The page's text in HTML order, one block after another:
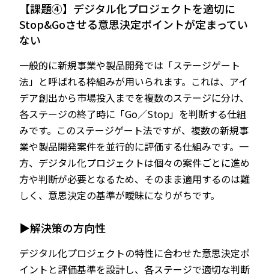
【課題④】デジタル化プロジェクトを適切に
Stop&Goさせる意思決定ポイントが定まってい
ない
一般的に新規事業や製品開発では「ステージゲート
法」と呼ばれる枠組みが用いられます。これは、アイ
デア創出から市場投入までを複数のステージに分け、
各ステージの終了時に「Go／Stop」を判断する仕組
みです。このステージゲート法ですが、複数の新規事
業や製品開発案件を並行的に評価する仕組みです。一
方、デジタル化プロジェクトは個々の案件ごとに進め
方や判断が必要となるため、そのまま適用するのは難
しく、意思決定の基準が曖昧になりがちです。
▶解決策の方向性
デジタル化プロジェクトの特性に合わせた意思決定ポ
イントと評価基準を設計し、各ステージで適切な判断